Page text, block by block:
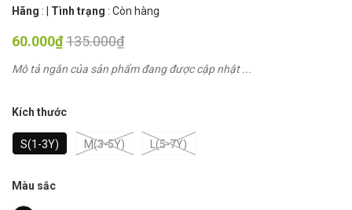
Hãng : Tình trạng : Còn hàng
60.000₫135.000₫
Mô tả ngắn của sản phẩm đang được cập nhật ...
Kích thước
S(1-3Y) M(3-5Y) L(5-7Y)
Màu sắc